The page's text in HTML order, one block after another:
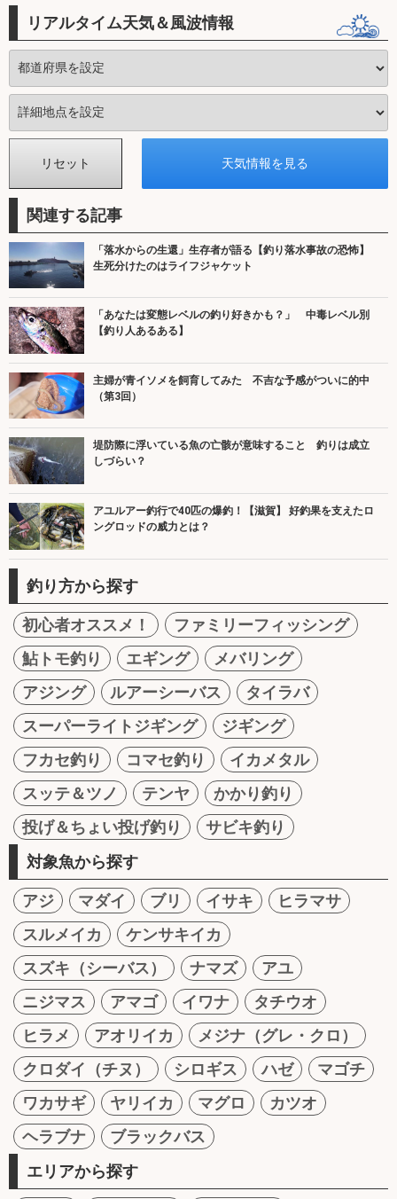
リアルタイム天気＆風波情報
関連する記事
「落水からの生還」生存者が語る【釣り落水事故の恐怖】
生死分けたのはライフジャケット
「あなたは変態レベルの釣り好きかも？」 中毒レベル別
【釣り人あるある】
主婦が青イソメを飼育してみた 不吉な予感がついに的中
（第3回）
堤防際に浮いている魚の亡骸が意味すること 釣りは成立
しづらい？
アユルアー釣行で40匹の爆釣！【滋賀】 好釣果を支えたロ
ングロッドの威力とは？
釣り方から探す
初心者オススメ！
ファミリーフィッシング
鮎トモ釣り
エギング
メバリング
アジング
ルアーシーバス
タイラバ
スーパーライトジギング
ジギング
フカセ釣り
コマセ釣り
イカメタル
スッテ＆ツノ
テンヤ
かかり釣り
投げ＆ちょい投げ釣り
サビキ釣り
対象魚から探す
アジ マダイ ブリ イサキ
ヒラマサ
スルメイカ
ケンサキイカ
スズキ（シーバス）
ナマズ
アユ
ニジマス
アマゴ イワナ
タチウオ
ヒラメ
アオリイカ
メジナ（グレ・クロ）
クロダイ（チヌ）
シロギス ハゼ
マゴチ
ワカサギ
ヤリイカ マグロ
カツオ
ヘラブナ
ブラックバス
エリアから探す